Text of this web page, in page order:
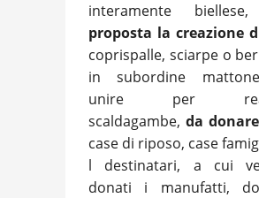
interamente
proposta la creazione
coprispalle, sciarpe o
in subordine
unire per
scaldagambe, da
case di riposo, case
l destinatari, a cui
donati i manufatti,